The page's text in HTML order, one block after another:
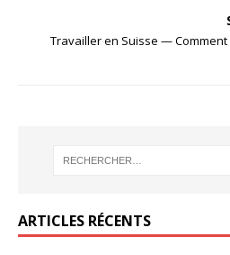
Travailler en Suisse — Comment
ARTICLES RÉCENTS